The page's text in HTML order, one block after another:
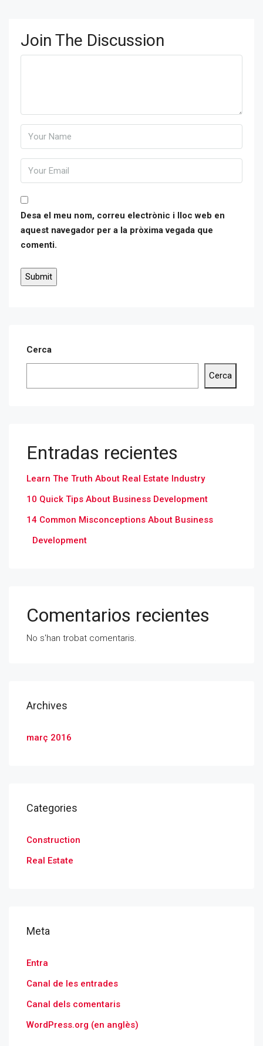
Join The Discussion
Desa el meu nom, correu electrònic i lloc web en
aquest navegador per a la pròxima vegada que
comenti.
Cerca
Cerca
Entradas recientes
Learn The Truth About Real Estate Industry
10 Quick Tips About Business Development
14 Common Misconceptions About Business
Development
Comentarios recientes
No s'han trobat comentaris.
Archives
març 2016
Categories
Construction
Real Estate
Meta
Entra
Canal de les entrades
Canal dels comentaris
WordPress.org (en anglès)